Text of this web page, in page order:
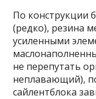
По конструкции
(редко), резина
усиленными
не перепутать
неплавающий),
сайлентблока